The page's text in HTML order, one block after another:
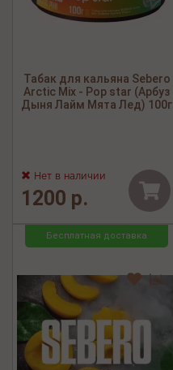
Табак для кальяна Sebero
Arctic Mix - Pop star (Арбуз
Дыня Лайм Мята Лед) 100г
Нет в наличии
1200 р.
Бесплатная доставка